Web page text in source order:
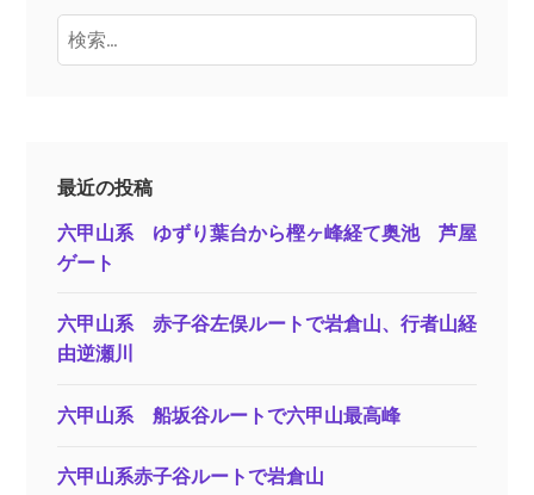
検
索:
最近の投稿
六甲山系 ゆずり葉台から樫ヶ峰経て奥池 芦屋
ゲート
六甲山系 赤子谷左俣ルートで岩倉山、行者山経
由逆瀬川
六甲山系 船坂谷ルートで六甲山最高峰
六甲山系赤子谷ルートで岩倉山